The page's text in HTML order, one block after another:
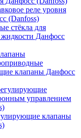
реле уровня
(Danfoss)
стёкла для
жидкости Данфосс
клапаны Данфосс
управлением
клапаны